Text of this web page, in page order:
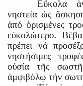
Εὔκολα
νηστεία ὡς
ἀπό ὁρισμένες
εὐκολώτερο.
πρέπει νά
νηστήσιμες
οὐσία τῆς
ἀμφιβόλῳ τήν